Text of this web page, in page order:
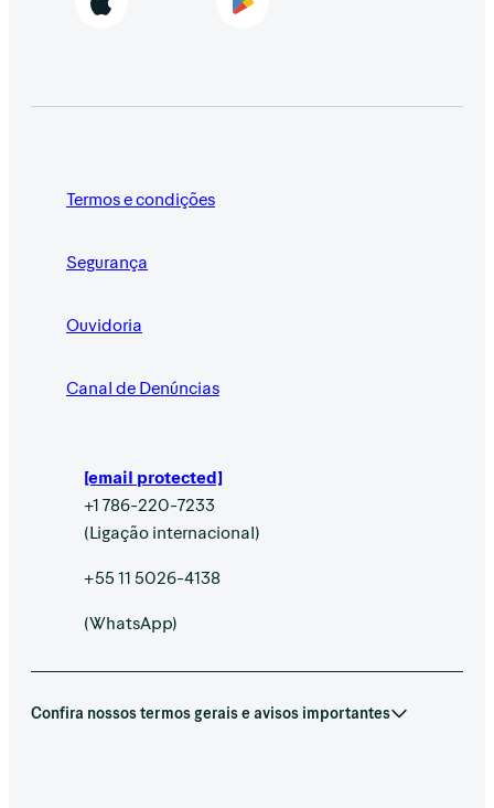
Termos e condições
Segurança
Ouvidoria
Canal de Denúncias
[email protected]
+1 786-220-7233
(Ligação internacional)
+55 11 5026-4138
(WhatsApp)
Confira nossos termos gerais e avisos importantes